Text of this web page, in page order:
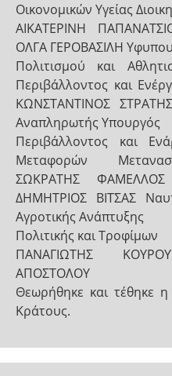
Οικονομικών Υγείας
ΑΙΚΑΤΕΡΙΝΗ
ΟΛΓΑ ΓΕΡΟΒΑΣΙΛΗ
Πολιτισμού και
Περιβάλλοντος και
ΚΩΝΣΤΑΝΤΙΝΟΣ
Αναπληρωτής Υπουργός
Περιβάλλοντος και
Μεταφορών
ΣΩΚΡΑΤΗΣ ΦΑΜΕΛΛΟΣ
ΔΗΜΗΤΡΙΟΣ ΒΙΤΣΑΣ
Αγροτικής Ανάπτυξης
Πολιτικής και Τροφίμων
ΠΑΝΑΓΙΩΤΗΣ
ΑΠΟΣΤΟΛΟΥ
Θεωρήθηκε και τέθηκε
Κράτους.